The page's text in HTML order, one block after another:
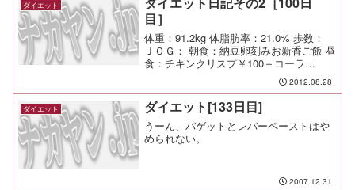
ダイエット
目］
体重：91.2kg 体脂肪率：21.0% 歩数：
ＪＯＧ： 朝食：納豆卵刻みお新香ご飯 昼
食：チキンクリスプ￥100＋コーラ
L￥100 夕食：家族で揃って夕食 間食：
2012.08.28
ダイエット ダイエット[133日目]
うーん、バゲットとレバーペーストはや
められない。
2007.12.31